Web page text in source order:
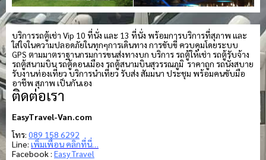
บริการรถตู้เช่า Vip 10 ที่นั่ง และ 13 ที่นั่ง พร้อมการบริการที่สุภาพ และ
ใส่ใจในความปลอดภัยในทุกๆการเดินทาง การขับขี่ ควบคุมโดยระบบ
GPS ตามมาตราฐานกรมการขนส่งทางบก บริการ รถตู้ให้เช่า รถตู้รับจ้าง
รถตู้สนามบิน รถตู้ดอนเมือง รถตู้สนามบินสุวรรณภูมิ ราคาถูก รถนั่งสบาย
รับงานท่องเที่ยว บริการนำเที่ยว รับส่ง สัมมนา ประชุม พร้อมคนขับมือ
อาชีพ สุภาพ เป็นกันเอง
ติดต่อเรา
EasyTravel-Van.com
โทร: 089 158 6292
Line: เพิ่มเพื่อน คลิกที่นี่…
Facebook : Easy Travel